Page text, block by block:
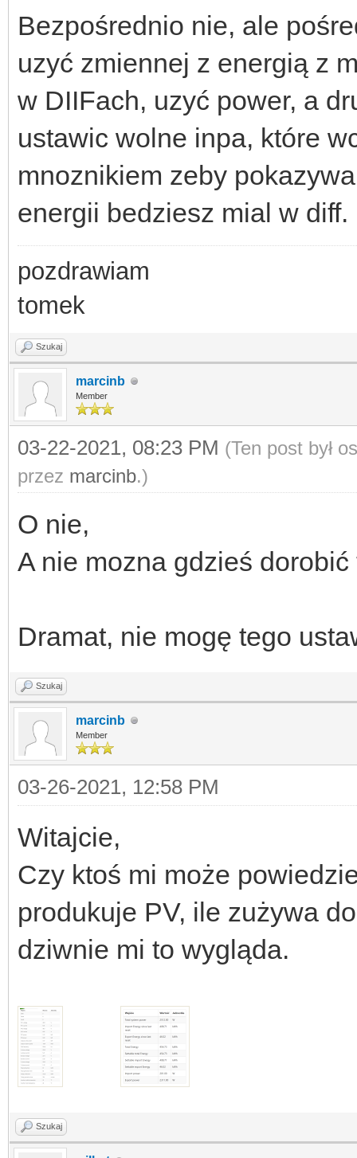
Bezpośrednio nie, ale
uzyć zmiennej z energią z
w DIIFach, uzyć power, a
ustawic wolne inpa, które
mnoznikiem zeby
energii bedziesz mial w diff.
pozdrawiam
tomek
Szukaj
marcinb
Member
03-22-2021, 08:23 PM (Ten post był
przez marcinb.)
O nie,
A nie mozna gdzieś
Dramat, nie mogę tego
Szukaj
marcinb
Member
03-26-2021, 12:58 PM
Witajcie,
Czy ktoś mi może
produkuje PV, ile zużywa
dziwnie mi to wygląda.
Szukaj